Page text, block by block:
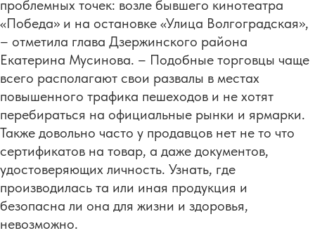
проблемных точек: возле бывшего кинотеатра
«Победа» и на остановке «Улица Волгоградская»,
– отметила глава Дзержинского района
Екатерина Мусинова. – Подобные торговцы чаще
всего располагают свои развалы в местах
повышенного трафика пешеходов и не хотят
перебираться на официальные рынки и ярмарки.
Также довольно часто у продавцов нет не то что
сертификатов на товар, а даже документов,
удостоверяющих личность. Узнать, где
производилась та или иная продукция и
безопасна ли она для жизни и здоровья,
невозможно.